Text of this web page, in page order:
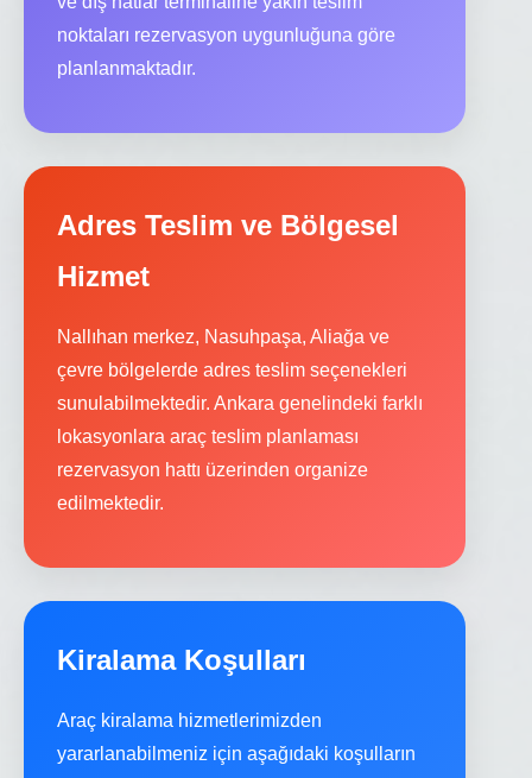
noktaları rezervasyon uygunluğuna göre
planlanmaktadır.
Adres Teslim ve Bölgesel
Hizmet
Nallıhan merkez, Nasuhpaşa, Aliağa ve
çevre bölgelerde adres teslim seçenekleri
sunulabilmektedir. Ankara genelindeki farklı
lokasyonlara araç teslim planlaması
rezervasyon hattı üzerinden organize
edilmektedir.
Kiralama Koşulları
Araç kiralama hizmetlerimizden
yararlanabilmeniz için aşağıdaki koşulların